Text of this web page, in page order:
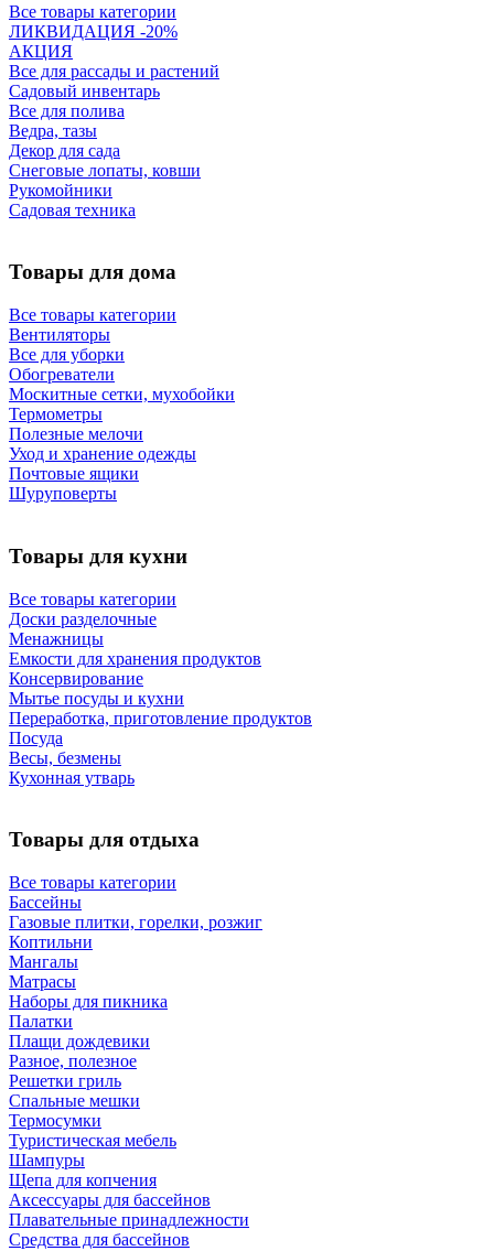
Все товары категории
ЛИКВИДАЦИЯ -20%
АКЦИЯ
Все для рассады и растений
Садовый инвентарь
Все для полива
Ведра, тазы
Декор для сада
Снеговые лопаты, ковши
Рукомойники
Садовая техника
Товары для дома
Все товары категории
Вентиляторы
Все для уборки
Обогреватели
Москитные сетки, мухобойки
Термометры
Полезные мелочи
Уход и хранение одежды
Почтовые ящики
Шуруповерты
Товары для кухни
Все товары категории
Доски разделочные
Менажницы
Емкости для хранения продуктов
Консервирование
Мытье посуды и кухни
Переработка, приготовление продуктов
Посуда
Весы, безмены
Кухонная утварь
Товары для отдыха
Все товары категории
Бассейны
Газовые плитки, горелки, розжиг
Коптильни
Мангалы
Матрасы
Наборы для пикника
Палатки
Плащи дождевики
Разное, полезное
Решетки гриль
Спальные мешки
Термосумки
Туристическая мебель
Шампуры
Щепа для копчения
Аксессуары для бассейнов
Плавательные принадлежности
Средства для бассейнов